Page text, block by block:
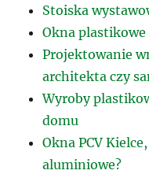
Stoiska
Okna
Projektowanie
architekta czy
Wyroby
domu
Okna PCV
aluminiowe?